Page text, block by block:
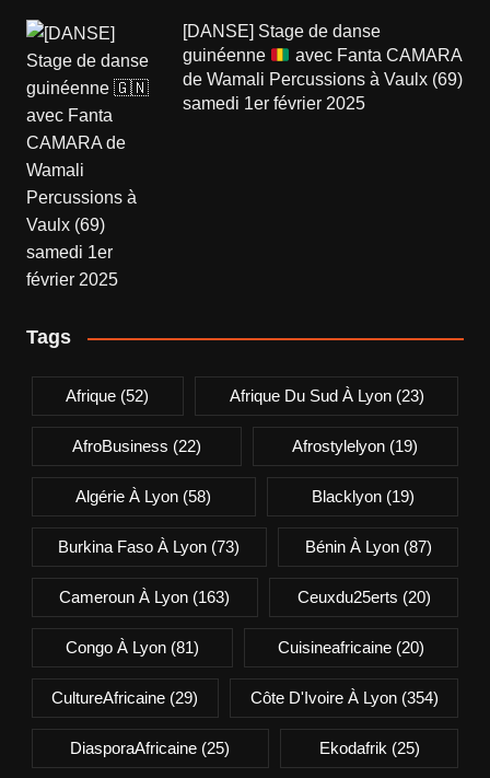
[DANSE] Stage de danse
guinéenne
avec Fanta CAMARA
de Wamali Percussions à Vaulx (69)
samedi 1er février 2025
Tags
Afrique (52) Afrique Du Sud À Lyon(23)
AfroBusiness (22) Afrostylelyon (19)
Algérie À Lyon (58) Blacklyon(19)
Burkina Faso À Lyon (73) Bénin À Lyon(87)
Cameroun À Lyon (163) Ceuxdu25erts (20)
Congo À Lyon(81) Cuisineafricaine (20)
CultureAfricaine (29) Côte D'Ivoire À Lyon(354)
DiasporaAfricaine (25) Ekodafrik (25)